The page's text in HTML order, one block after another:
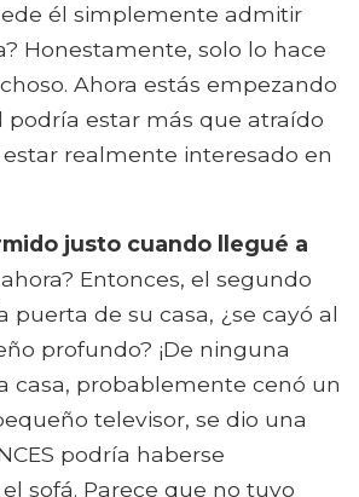
él simplemente admitir
Honestamente, solo lo hace
Ahora estás empezando
podría estar más que atraído
realmente interesado en
justo cuando llegué a
Entonces, el segundo
puerta de su casa, ¿se cayó al
profundo? ¡De ninguna
casa, probablemente cenó un
televisor, se dio una
podría haberse
sofá. Parece que no tuvo